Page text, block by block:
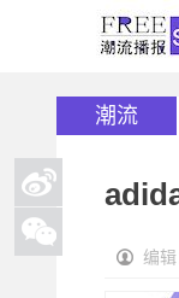
潮流
编